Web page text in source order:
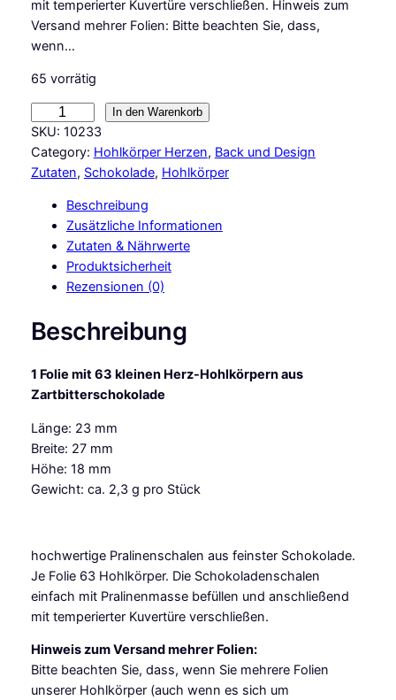
mit temperierter Kuvertüre verschließen. Hinweis zum
Versand mehrer Folien: Bitte beachten Sie, dass,
wenn…
65 vorrätig
M
B
a
e
H
r
z
-
H
l
k
ö
r
p
e
In den Warenkorb
SKU: 10233
Category: Hohlkörper Herzen, Back und Design
Zutaten, Schokolade, Hohlkörper
Beschreibung
Zusätzliche Informationen
Zutaten & Nährwerte
Produktsicherheit
Rezensionen (0)
Beschreibung
1 Folie mit 63 kleinen Herz-Hohlkörpern aus
Zartbitterschokolade
Länge: 23 mm
Breite: 27 mm
Höhe: 18 mm
Gewicht: ca. 2,3 g pro Stück
hochwertige Pralinenschalen aus feinster Schokolade.
Je Folie 63 Hohlkörper. Die Schokoladenschalen
einfach mit Pralinenmasse befüllen und anschließend
mit temperierter Kuvertüre verschließen.
Hinweis zum Versand mehrer Folien:
Bitte beachten Sie, dass, wenn Sie mehrere Folien
unserer Hohlkörper (auch wenn es sich um